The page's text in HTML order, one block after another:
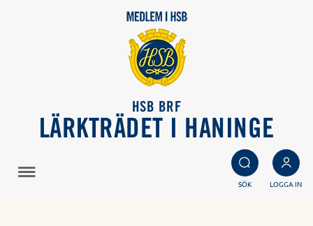
HSB BRF
LÄRKTRÄDET I HANINGE
SÖK LOGGA IN